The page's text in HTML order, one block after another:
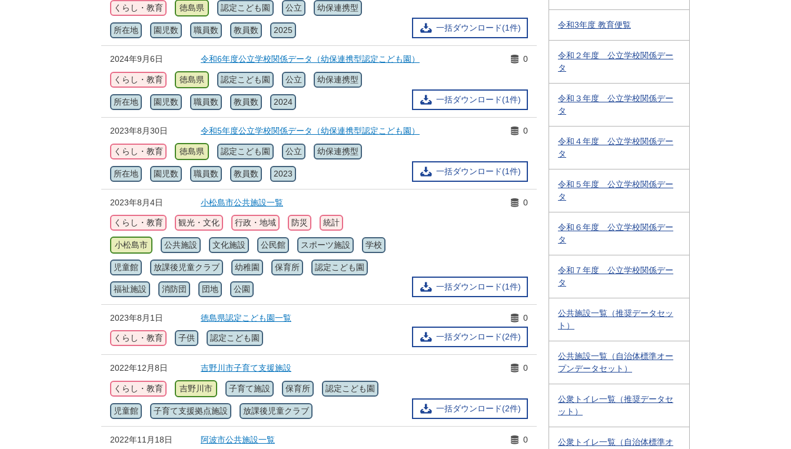
一括ダウンロード(1件)
くらし・教育 徳島県 認定こども園 公立 幼保連携型
所在地 園児数 職員数 教員数 2025
2024年9月6日 令和6年度公立学校関係データ（幼保連携型認定こども園）
一括ダウンロード(1件)
0
くらし・教育 徳島県 認定こども園 公立 幼保連携型
所在地 園児数 職員数 教員数 2024
2023年8月30日 令和5年度公立学校関係データ（幼保連携型認定こども園）
一括ダウンロード(1件)
0
くらし・教育 徳島県 認定こども園 公立 幼保連携型
所在地 園児数 職員数 教員数 2023
2023年8月4日 小松島市公共施設一覧
一括ダウンロード(1件)
0
くらし・教育 観光・文化 行政・地域 防災 統計
小松島市 公共施設 文化施設 公民館 スポーツ施設 学校
児童館 放課後児童クラブ 幼稚園 保育所 認定こども園
福祉施設 消防団 団地 公園
2023年8月1日
徳島県認定こども園一覧
一括ダウンロード(2件)
0
くらし・教育 子供 認定こども園
2022年12月8日 吉野川市子育て支援施設
一括ダウンロード(2件)
0
くらし・教育 吉野川市 子育て施設 保育所 認定こども園
児童館 子育て支援拠点施設 放課後児童クラブ
2022年11月18日 阿波市公共施設一覧 0
令和3年度 教育便覧
令和２年度 公立学校関係デー
タ
令和３年度 公立学校関係デー
タ
令和４年度 公立学校関係デー
タ
令和５年度 公立学校関係デー
タ
令和６年度 公立学校関係デー
タ
令和７年度 公立学校関係デー
タ
公共施設一覧（推奨データセッ
ト）
公共施設一覧（自治体標準オー
プンデータセット）
公衆トイレ一覧（推奨データセ
ット）
公衆トイレ一覧（自治体標準オ